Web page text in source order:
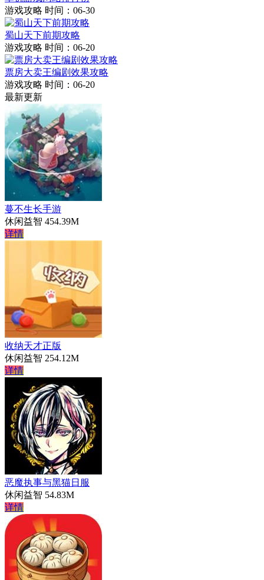
游戏攻略 时间：06-30
蜀山天下前期攻略
游戏攻略 时间：06-20
票房大卖王编剧效果攻略
游戏攻略 时间：06-20
最新更新
蔓不生长手游
休闲益智 454.39M
详情
收纳天才正版
休闲益智 254.12M
详情
恶魔执事与黑猫日服
休闲益智 54.83M
详情